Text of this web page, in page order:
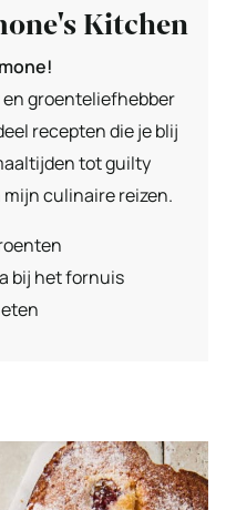
Kitchen
groenteliefhebber
recepten die je blij
tot guilty
culinaire reizen.
bij het fornuis